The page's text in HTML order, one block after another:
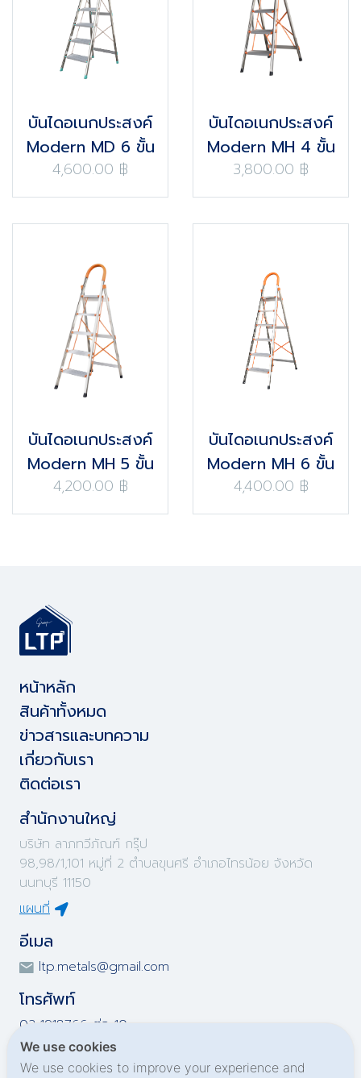
บันไดอเนกประสงค์
Modern MD 6 ขั้น
4,600.00 ฿
บันไดอเนกประสงค์
Modern MH 4 ขั้น
3,800.00 ฿
บันไดอเนกประสงค์
Modern MH 5 ขั้น
4,200.00 ฿
บันไดอเนกประสงค์
Modern MH 6 ขั้น
4,400.00 ฿
หน้าหลัก
สินค้าทั้งหมด
ข่าวสารและบทความ
เกี่ยวกับเรา
ติดต่อเรา
สำนักงานใหญ่
บริษัท ลาภทวีภัณฑ์ กรุ๊ป
98,98/1,101 หมู่ที่ 2 ตำบลขุนศรี อำเภอไทรน้อย จังหวัด
นนทบุรี 11150
แผนที่
อีเมล
ltp.metals@gmail.com
โทรศัพท์
02-1918766 ต่อ 10
02-1918767 ต่อ 10
02-1919695 ต่อ 10
We use cookies
We use cookies to improve your experience and